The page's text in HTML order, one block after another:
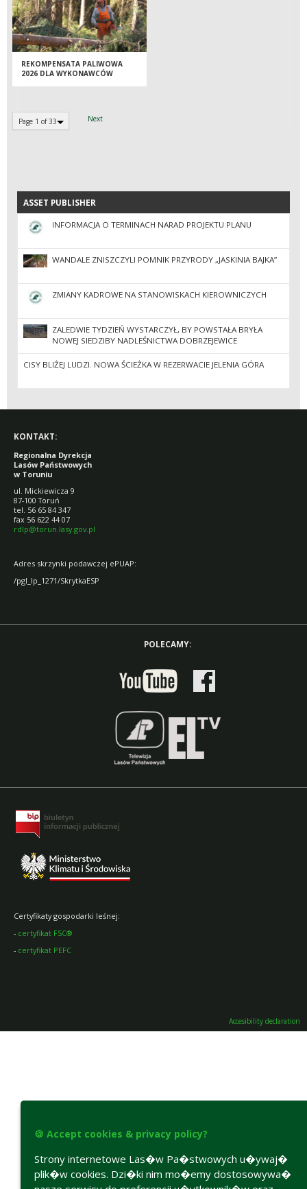
REKOMPENSATA PALIWOWA
2026 DLA WYKONAWCÓW
Page 1 of 33 Next
ASSET PUBLISHER
ASSET PUBLISHER
INFORMACJA O TERMINACH NARAD PROJEKTU PLANU
WANDALE ZNISZCZYLI POMNIK PRZYRODY „JASKINIA BAJKA”
ZMIANY KADROWE NA STANOWISKACH KIEROWNICZYCH
ZALEDWIE TYDZIEŃ WYSTARCZYŁ, BY POWSTAŁA BRYŁA
NOWEJ SIEDZIBY NADLEŚNICTWA DOBRZEJEWICE
CISY BLIŻEJ LUDZI. NOWA ŚCIEŻKA W REZERWACIE JELENIA GÓRA
KONTAKT:
Regionalna Dyrekcja
Lasów Państwowych
w Toruniu
ul. Mickiewicza 9
87-100 Toruń
tel. 56 65 84 347
fax 56 622 44 07
rdlp@torun.lasy.gov.pl
Adres skrzynki podawczej ePUAP:
/pgl_lp_1271/SkrytkaESP
POLECAMY:
Certyfikaty gospodarki leśnej:
- certyfikat FSC®
- certyfikat PEFC
Accesibility declaration
🍪 Accept cookies & privacy policy?
Strony internetowe Las�w Pa�stwowych u�ywaj�
plik�w cookies. Dzi�ki nim mo�emy dostosowywa�